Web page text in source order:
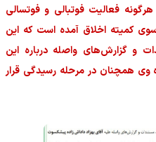
هرگونه فعالیت فوتبالی و فوتسالی
کمیته اخلاق آمده است که این
و گزارش‌های واصله درباره این
وی همچنان در مرحله رسیدگی قرار